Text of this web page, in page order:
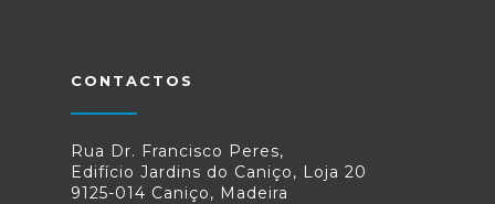
CONTACTOS
Rua Dr. Francisco Peres,
Edifício Jardins do Caniço, Loja 20
9125-014 Caniço, Madeira